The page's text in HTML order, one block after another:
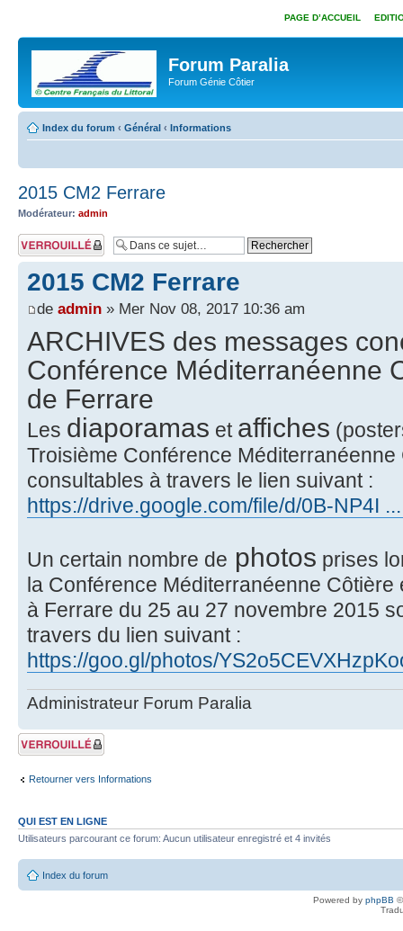
PAGE D’ACCUEIL
Forum Paralia
Forum Génie Côtier
Index du forum ‹ Général ‹ Informations
2015 CM2 Ferrare
Modérateur: admin
Sujet verrouillé
2015 CM2 Ferrare
de admin » Mer Nov 08, 2017 10:36 am
ARCHIVES des messages
Conférence Méditerranéenne
de Ferrare
Les diaporamas et affiches
Troisième Conférence
consultables à travers le lien suivant :
https://drive.google.com/file/d/0B-NP4I
Un certain nombre de photos prises
la Conférence Méditerranéenne Côtière
à Ferrare du 25 au 27 novembre 2015
travers du lien suivant :
https://goo.gl/photos/
Administrateur Forum Paralia
Sujet verrouillé
Retourner vers Informations
QUI EST EN LIGNE
Utilisateurs parcourant ce forum: Aucun utilisateur enregistré et 4 invités
Index du forum
Powered by phpBB